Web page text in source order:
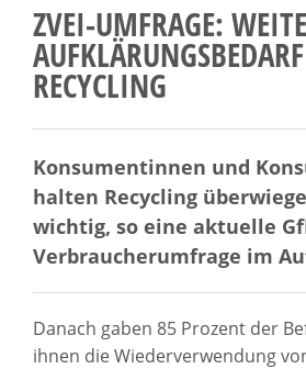
ZVEI-UMFRAGE:
RECYCLING
Konsumentinnen und
halten Recycling
wichtig, so eine aktuelle
Verbraucherumfrage im
Danach gaben 85 Prozent der
ihnen die Wiederverwendung